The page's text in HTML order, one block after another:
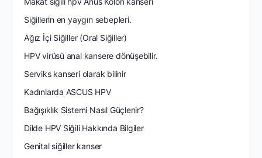
Siğillerin en yaygın sebepleri.
Ağız İçi Siğiller (Oral Siğiller)
HPV virüsü anal kansere dönüşebilir.
Serviks kanseri olarak bilinir
Kadınlarda ASCUS HPV
Bağışıklık Sistemi Nasıl Güçlenir?
Dilde HPV Siğili Hakkında Bilgiler
Genital siğiller kanser